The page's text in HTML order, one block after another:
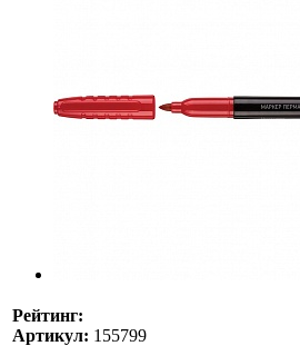
Рейтинг:
Артикул: 155799